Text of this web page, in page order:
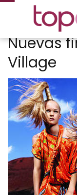
Nuevas
Village